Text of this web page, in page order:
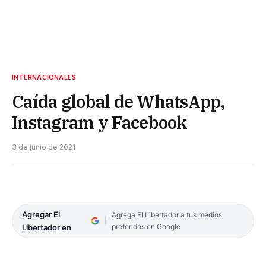
INTERNACIONALES
Caída global de WhatsApp,
Instagram y Facebook
3 de junio de 2021
Agregar El
Libertador en
Agrega El Libertador a tus medios
preferidos en Google